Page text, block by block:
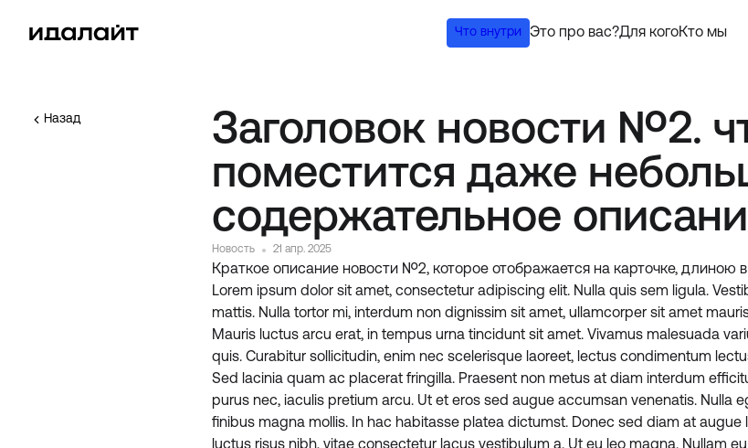
Что внутри Это про вас?Для когоКто мы
Назад
Заголовок новости №2.
поместится даже
содержательное
Новость 21 апр. 2025
Краткое описание новости №2, которое отображается на карточке, длиною
Lorem ipsum dolor sit amet, consectetur adipiscing elit. Nulla quis sem ligula.
mattis. Nulla tortor mi, interdum non dignissim sit amet, ullamcorper sit amet
Mauris luctus arcu erat, in tempus urna tincidunt sit amet. Vivamus malesuada
quis. Curabitur sollicitudin, enim nec scelerisque laoreet, lectus condimentum
Sed lacinia quam ac placerat fringilla. Praesent non metus at diam interdum
purus nec, iaculis pretium arcu. Ut et eros sed augue accumsan venenatis. Nulla
finibus magna mollis. In hac habitasse platea dictumst. Donec sed diam at augue